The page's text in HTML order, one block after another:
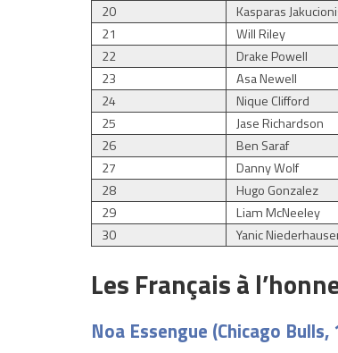
20
Kasparas
21
Will Riley
22
Drake Powell
23
Asa Newell
24
Nique Clifford
25
Jase Richardson
26
Ben Saraf
27
Danny Wolf
28
Hugo Gonzalez
29
Liam McNeeley
30
Yanic
Les Français à
Noa Essengue (Chicago Bulls,